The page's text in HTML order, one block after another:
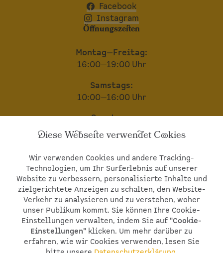
Facebook
Instagram
Öffnungszeiten
Montag—Freitag:
16:00—19:00 Uhr
Samstags:
10:00—16:00 Uhr
Sonntags:
geschlossen
© 2026St. Michaels Hof GbR.Alle Rechte
vorbehalten.Impressum•Datenschutzerklärung
•Datenschutz Social Media• Cookie-
Einstellungen
Diese Webseite verwendet Cookies
Wir verwenden Cookies und andere Tracking-
Technologien, um Ihr Surferlebnis auf unserer
Website zu verbessern, personalisierte Inhalte und
zielgerichtete Anzeigen zu schalten, den Website-
Verkehr zu analysieren und zu verstehen, woher
unser Publikum kommt. Sie können Ihre Cookie-
Einstellungen verwalten, indem Sie auf "Cookie-
Einstellungen" klicken. Um mehr darüber zu
erfahren, wie wir Cookies verwenden, lesen Sie